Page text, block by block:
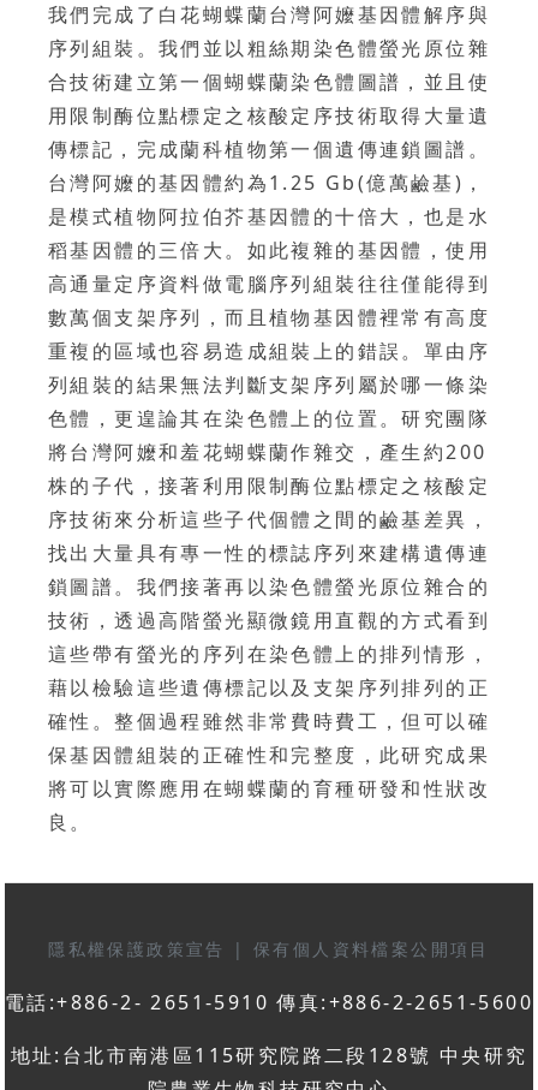
我們完成了白花蝴蝶蘭台灣阿嬤基因體解序與
序列組裝。我們並以粗絲期染色體螢光原位雜
合技術建立第一個蝴蝶蘭染色體圖譜，並且使
用限制酶位點標定之核酸定序技術取得大量遺
傳標記，完成蘭科植物第一個遺傳連鎖圖譜。
台灣阿嬤的基因體約為1.25 Gb(億萬鹼基)，
是模式植物阿拉伯芥基因體的十倍大，也是水
稻基因體的三倍大。如此複雜的基因體，使用
高通量定序資料做電腦序列組裝往往僅能得到
數萬個支架序列，而且植物基因體裡常有高度
重複的區域也容易造成組裝上的錯誤。單由序
列組裝的結果無法判斷支架序列屬於哪一條染
色體，更遑論其在染色體上的位置。研究團隊
將台灣阿嬤和羞花蝴蝶蘭作雜交，產生約200
株的子代，接著利用限制酶位點標定之核酸定
序技術來分析這些子代個體之間的鹼基差異，
找出大量具有專一性的標誌序列來建構遺傳連
鎖圖譜。我們接著再以染色體螢光原位雜合的
技術，透過高階螢光顯微鏡用直觀的方式看到
這些帶有螢光的序列在染色體上的排列情形，
藉以檢驗這些遺傳標記以及支架序列排列的正
確性。整個過程雖然非常費時費工，但可以確
保基因體組裝的正確性和完整度，此研究成果
將可以實際應用在蝴蝶蘭的育種研發和性狀改
良。
隱私權保護政策宣告 | 保有個人資料檔案公開項目
電話:+886-2- 2651-5910 傳真:+886-2-2651-5600
地址:台北市南港區115研究院路二段128號 中央研究